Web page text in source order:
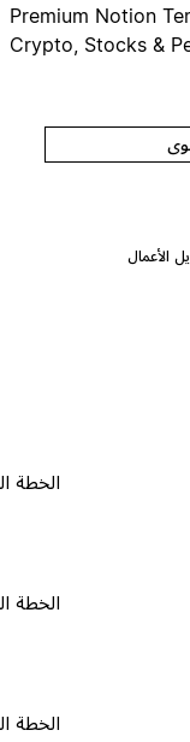
Premium
Crypto,
الخطة المجانية
الخطة المجانية
الخطة المجانية